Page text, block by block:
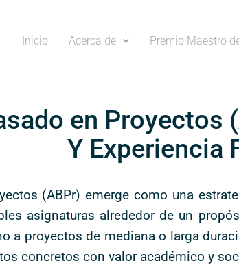
Inicio Acerca de Premio Maestro
en
Y Experiencia
(ABPr) emerge como una
asignaturas alrededor de un
a proyectos de mediana o larga
concretos con valor académico y